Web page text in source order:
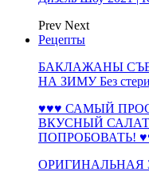
Prev Next
Рецепты
БАКЛАЖАНЫ
НА ЗИМУ Без
♥♥♥ САМЫЙ
ВКУСНЫЙ
ПОПРОБОВАТЬ!
ОРИГИНАЛЬНАЯ